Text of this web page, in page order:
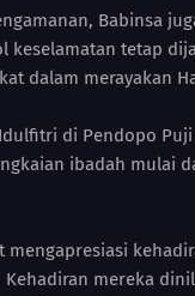
Babinsa
keselamatan tetap
dalam merayakan
di Pendopo
ibadah mulai
mengapresiasi
Kehadiran mereka